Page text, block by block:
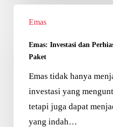
Emas
Emas: Investasi dan
Paket
Emas tidak hanya
investasi yang
tetapi juga dapat
yang indah…